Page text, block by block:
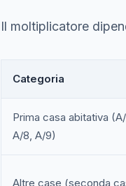
Il moltiplicatore
Categoria
Prima casa abitativa
A/8, A/9)
Altre case (seconda